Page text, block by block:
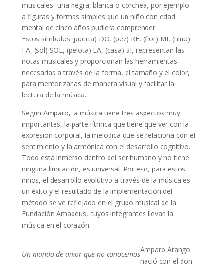
musicales -una negra, blanca o corchea, por ejemplo-
a figuras y formas simples que un niño con edad
mental de cinco años pudiera comprender.
Estos símbolos (puerta) DO, (pez) RE, (flor) MI, (niño)
FA, (sol) SOL, (pelota) LA, (casa) SI, representan las
notas musicales y proporcionan las herramientas
necesarias a través de la forma, el tamaño y el color,
para memorizarlas de manera visual y facilitar la
lectura de la música.
Según Amparo, la música tiene tres aspectos muy
importantes, la parte rítmica que tiene que ver con la
expresión corporal, la melódica que se relaciona con el
sentimiento y la armónica con el desarrollo cognitivo.
Todo está inmerso dentro del ser humano y no tiene
ninguna limitación, es universal. Por eso, para estos
niños, el desarrollo evolutivo a través de la música es
un éxito y el resultado de la implementación del
método se ve reflejado en el grupo musical de la
Fundación Amadeus, cuyos integrantes llevan la
música en el corazón.
Un mundo de amor que no conocemosAmparo Arango
nació con el don